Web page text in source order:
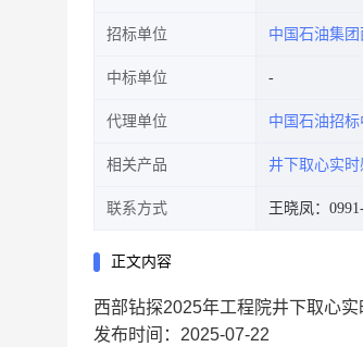
招标单位 中国石油集
中标单位
代理单位 中国石油招
相关产品 井下取心实
联系方式 王晓凤：
正文内容
西部钻探2025年工程院井下取心
发布时间：2025-07-22